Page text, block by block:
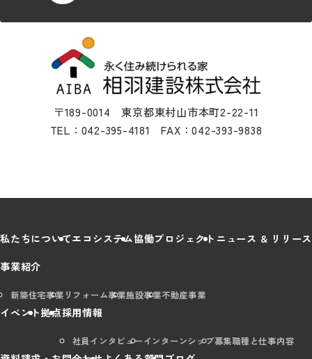
〒189-0014 東京都東村山市本町2-22-11
TEL：042-395-4181 FAX：042-393-9838
私たちについてエコシステム協働プロジェクト ニュース & リリース
事業紹介
新築住宅事業 リフォーム事業施設事業不動産事業
イベント拠点採用情報
社員インタビューインターンシップ募集職種と仕事内容